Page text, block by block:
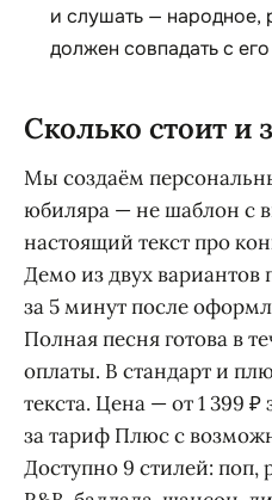
и слушать —
должен совпадать с
Сколько стоит и
Мы создаём
юбиляра — не шаблон с
настоящий текст про
Демо из двух вариантов
за 5 минут после
Полная песня готова в
оплаты. В стандарт и
текста. Цена — от 1 399 ₽
за тариф Плюс с
Доступно 9 стилей: поп,